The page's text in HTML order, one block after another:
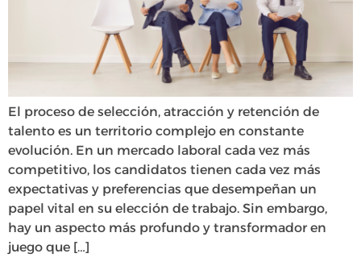
El proceso de selección, atracción y retención de
talento es un territorio complejo en constante
evolución. En un mercado laboral cada vez más
competitivo, los candidatos tienen cada vez más
expectativas y preferencias que desempeñan un
papel vital en su elección de trabajo. Sin embargo,
hay un aspecto más profundo y transformador en
juego que […]